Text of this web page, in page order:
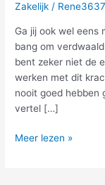
Zakelijk /
Ga jij ook wel eens
bang om
bent zeker niet de
werken met dit
nooit goed hebben
vertel […]
Waarom
Meer lezen »